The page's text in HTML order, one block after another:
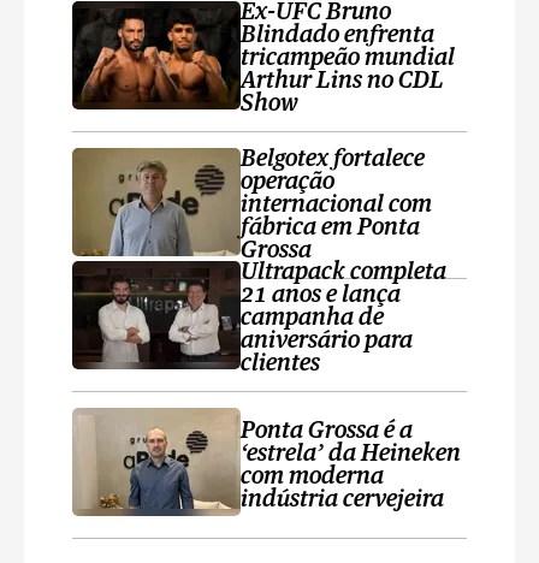
Ex-UFC Bruno
Blindado enfrenta
tricampeão mundial
Arthur Lins no CDL
Show
Belgotex fortalece
operação
internacional com
fábrica em Ponta
Grossa
Ultrapack completa
21 anos e lança
campanha de
aniversário para
clientes
Ponta Grossa é a
‘estrela’ da Heineken
com moderna
indústria cervejeira